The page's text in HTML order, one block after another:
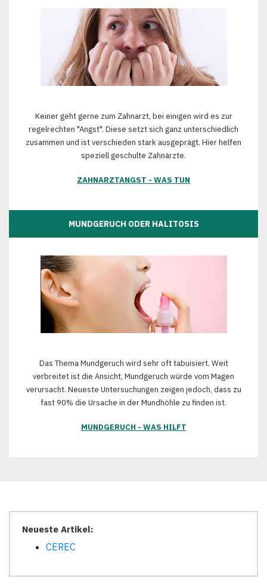
Keiner geht gerne zum Zahnarzt, bei einigen wird es zur
regelrechten "Angst". Diese setzt sich ganz unterschiedlich
zusammen und ist verschieden stark ausgeprägt. Hier helfen
speziell geschulte Zahnärzte.
ZAHNARZTANGST - WAS TUN
MUNDGERUCH ODER HALITOSIS
Das Thema Mundgeruch wird sehr oft tabuisiert. Weit
verbreitet ist die Ansicht, Mundgeruch würde vom Magen
verursacht. Neueste Untersuchungen zeigen jedoch, dass zu
fast 90% die Ursache in der Mundhöhle zu finden ist.
MUNDGERUCH - WAS HILFT
Neueste Artikel:
CEREC